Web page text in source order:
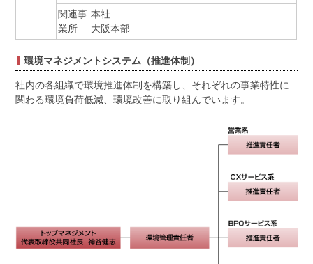
関連事
業所
本社
大阪本部
環境マネジメントシステム（推進体制）
社内の各組織で環境推進体制を構築し、それぞれの事業特性に
関わる環境負荷低減、環境改善に取り組んでいます。